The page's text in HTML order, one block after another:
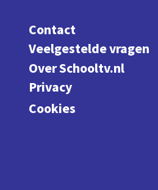
Contact
Veelgestelde vragen
Over Schooltv.nl
Privacy
Cookies